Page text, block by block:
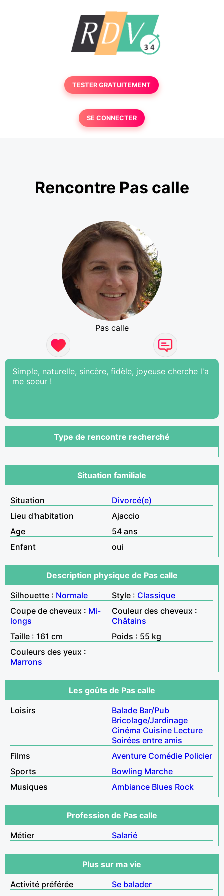
TESTER GRATUITEMENT
SE CONNECTER
Rencontre Pas calle
Pas calle
Simple, naturelle, sincère, fidèle, joyeuse cherche l'a
me soeur !
Type de rencontre recherché
Situation familiale
Situation
Divorcé(e)
Lieu d'habitation
Ajaccio
Age
54 ans
Enfant
oui
Description physique de Pas calle
Silhouette : Normale Style : Classique
Coupe de cheveux : Mi-
longs
Couleur des cheveux :
Châtains
Taille : 161 cm
Poids : 55 kg
Couleurs des yeux :
Marrons
Les goûts de Pas calle
Loisirs
Balade Bar/Pub
Bricolage/Jardinage
Cinéma Cuisine Lecture
Soirées entre amis
Films
Aventure Comédie Policier
Sports
Bowling Marche
Musiques
Ambiance Blues Rock
Profession de Pas calle
Métier
Salarié
Plus sur ma vie
Activité préférée
Se balader